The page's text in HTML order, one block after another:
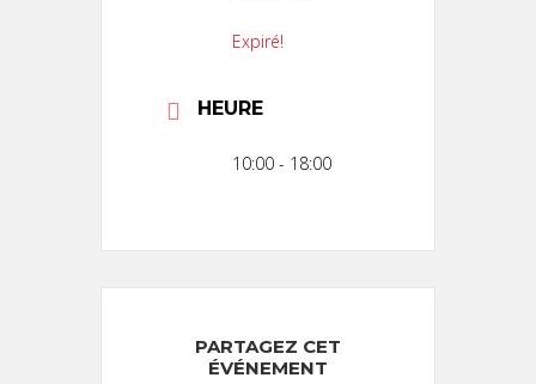
Expiré!
HEURE
10:00 - 18:00
PARTAGEZ CET
ÉVÉNEMENT